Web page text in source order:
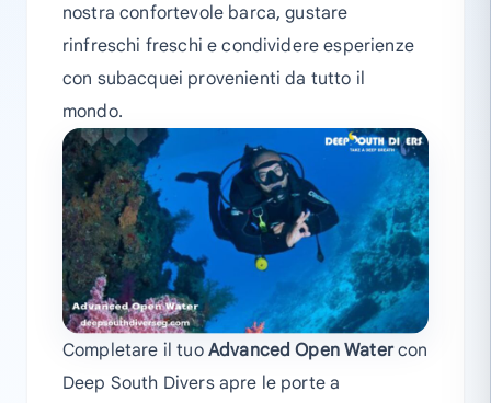
nostra confortevole barca, gustare
rinfreschi freschi e condividere esperienze
con subacquei provenienti da tutto il
mondo.
Completare il tuo Advanced Open Watercon
Deep South Divers apre le porte a